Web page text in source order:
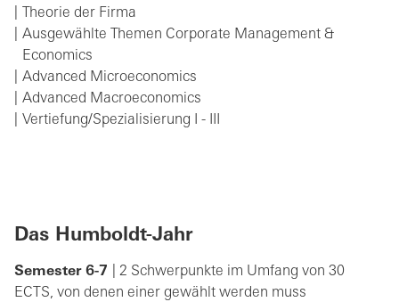
Theorie der Firma
Ausgewählte Themen Corporate Management &
Economics
Advanced Microeconomics
Advanced Macroeconomics
Vertiefung/Spezialisierung I - III
Das Humboldt-Jahr
Semester 6-7
| 2 Schwerpunkte im Umfang von 30
ECTS, von denen einer gewählt werden muss